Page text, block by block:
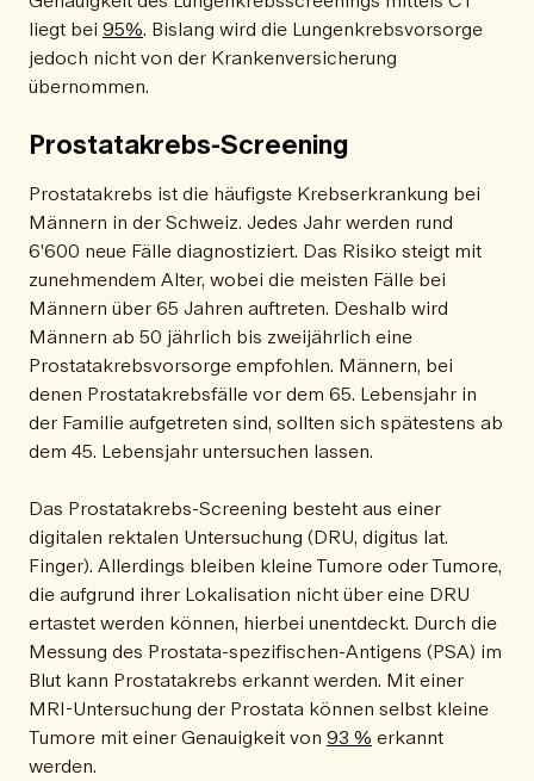
liegt bei 95%. Bislang wird die Lungenkrebsvorsorge
jedoch nicht von der Krankenversicherung
übernommen.
Prostatakrebs-Screening
Prostatakrebs ist die häufigste Krebserkrankung bei
Männern in der Schweiz. Jedes Jahr werden rund
6'600 neue Fälle diagnostiziert. Das Risiko steigt mit
zunehmendem Alter, wobei die meisten Fälle bei
Männern über 65 Jahren auftreten. Deshalb wird
Männern ab 50 jährlich bis zweijährlich eine
Prostatakrebsvorsorge empfohlen. Männern, bei
denen Prostatakrebsfälle vor dem 65. Lebensjahr in
der Familie aufgetreten sind, sollten sich spätestens ab
dem 45. Lebensjahr untersuchen lassen.
Das Prostatakrebs-Screening besteht aus einer
digitalen rektalen Untersuchung (DRU, digitus lat.
Finger). Allerdings bleiben kleine Tumore oder Tumore,
die aufgrund ihrer Lokalisation nicht über eine DRU
ertastet werden können, hierbei unentdeckt. Durch die
Messung des Prostata-spezifischen-Antigens (PSA) im
Blut kann Prostatakrebs erkannt werden. Mit einer
MRI-Untersuchung der Prostata können selbst kleine
Tumore mit einer Genauigkeit von 93 % erkannt
werden.